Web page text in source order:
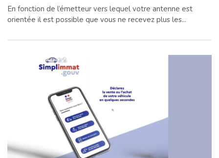
En fonction de l’émetteur vers lequel votre antenne est
orientée il est possible que vous ne recevez plus les...